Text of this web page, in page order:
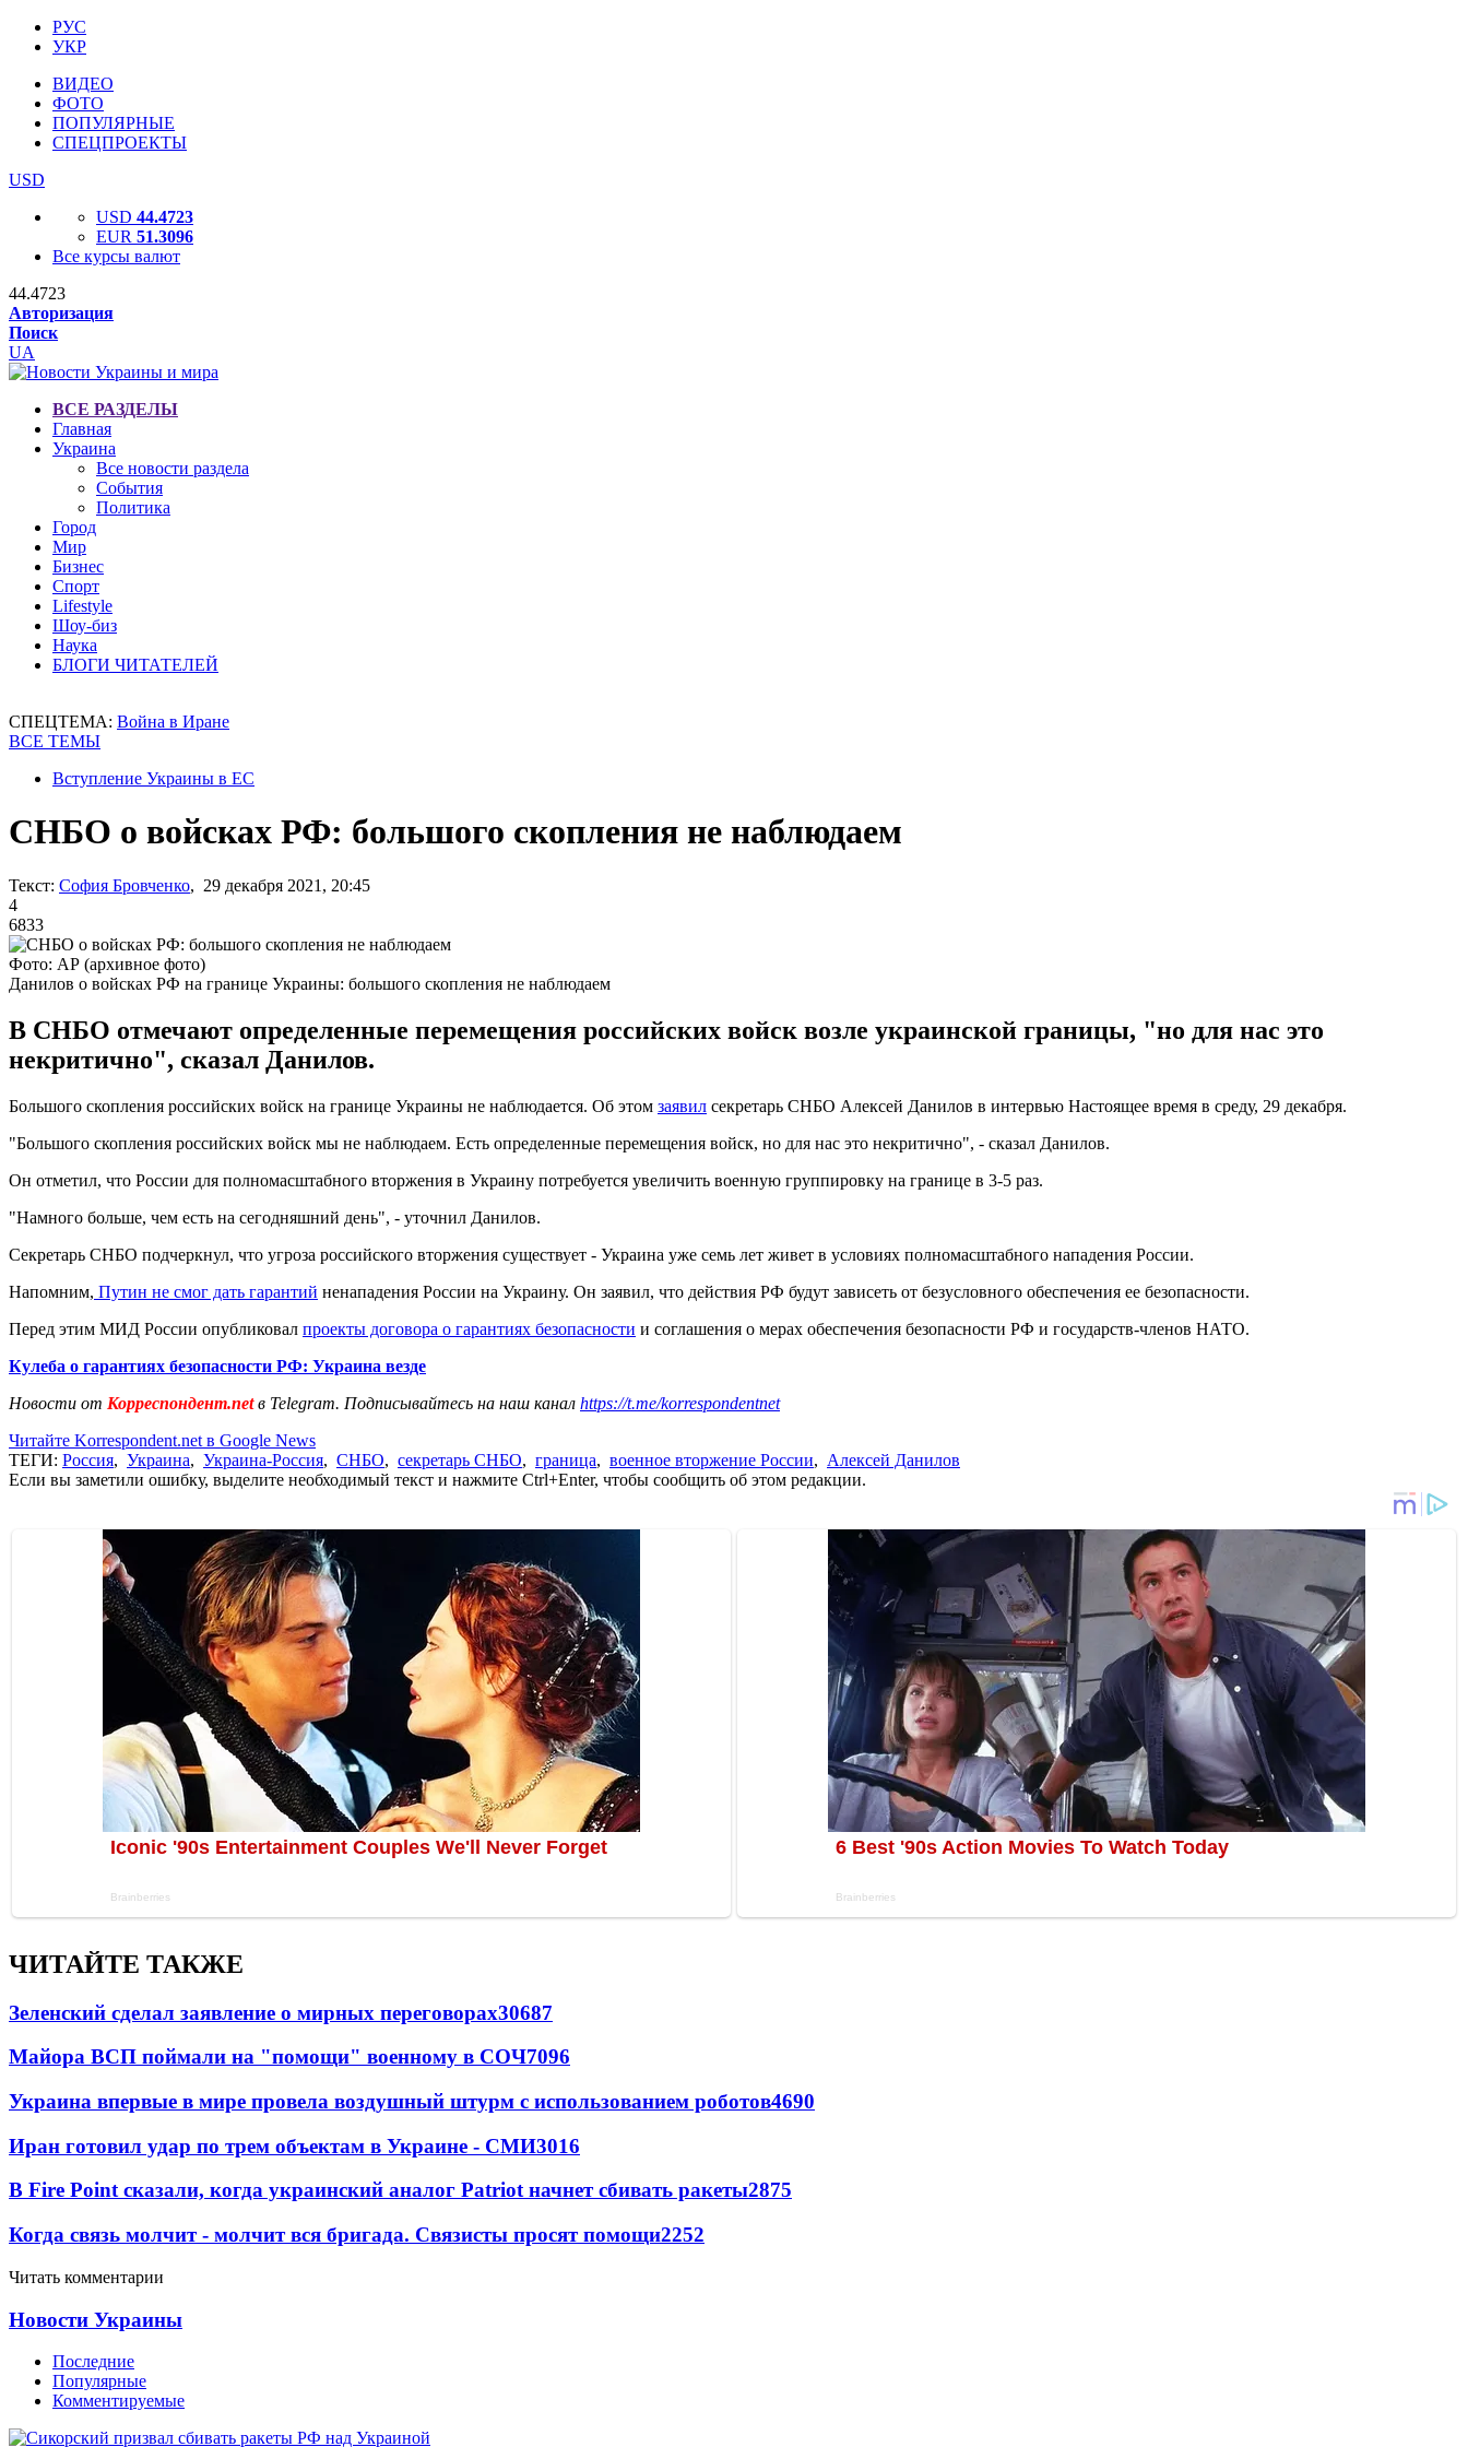
РУС
УКР
ВИДЕО
ФОТО
ПОПУЛЯРНЫЕ
СПЕЦПРОЕКТЫ
USD
USD 44.4723
EUR 51.3096
Все курсы валют
44.4723
Авторизация
Поиск
UA
ВСЕ РАЗДЕЛЫ
Главная
Украина
Все новости раздела
События
Политика
Город
Мир
Бизнес
Спорт
Lifestyle
Шоу-биз
Наука
БЛОГИ ЧИТАТЕЛЕЙ
СПЕЦТЕМА: Война в Иране
ВСЕ ТЕМЫ
Вступление Украины в ЕС
СНБО о войсках РФ: большого скопления не наблюдаем
Текст: София Бровченко, 29 декабря 2021, 20:45
4
6833
Фото: АР (архивное фото)
Данилов о войсках РФ на границе Украины: большого скопления не наблюдаем
В СНБО отмечают определенные перемещения российских войск возле украинской границы, "но для нас это
некритично", сказал Данилов.
Большого скопления российских войск на границе Украины не наблюдается. Об этом заявил секретарь СНБО Алексей Данилов в интервью Настоящее время в среду, 29 декабря.
"Большого скопления российских войск мы не наблюдаем. Есть определенные перемещения войск, но для нас это некритично", - сказал Данилов.
Он отметил, что России для полномасштабного вторжения в Украину потребуется увеличить военную группировку на границе в 3-5 раз.
"Намного больше, чем есть на сегодняшний день", - уточнил Данилов.
Секретарь СНБО подчеркнул, что угроза российского вторжения существует - Украина уже семь лет живет в условиях полномасштабного нападения России.
Напомним, Путин не смог дать гарантий ненападения России на Украину. Он заявил, что действия РФ будут зависеть от безусловного обеспечения ее безопасности.
Перед этим МИД России опубликовал проекты договора о гарантиях безопасности и соглашения о мерах обеспечения безопасности РФ и государств-членов НАТО.
Кулеба о гарантиях безопасности РФ: Украина везде
Новости от Корреспондент.netв Telegram. Подписывайтесь на наш канал https://t.me/korrespondentnet
Читайте Korrespondent.net в Google News
ТЕГИ: Россия, Украина, Украина-Россия, СНБО, секретарь СНБО, граница, военное вторжение России, Алексей Данилов
Если вы заметили ошибку, выделите необходимый текст и нажмите Ctrl+Enter, чтобы сообщить об этом редакции.
ЧИТАЙТЕ ТАКЖЕ
Зеленский сделал заявление о мирных переговорах30687
Майора ВСП поймали на "помощи" военному в СОЧ7096
Украина впервые в мире провела воздушный штурм с использованием роботов4690
Иран готовил удар по трем объектам в Украине - СМИ3016
В Fire Point сказали, когда украинский аналог Patriot начнет сбивать ракеты2875
Когда связь молчит - молчит вся бригада. Связисты просят помощи2252
Читать комментарии
Новости Украины
Последние
Популярные
Комментируемые